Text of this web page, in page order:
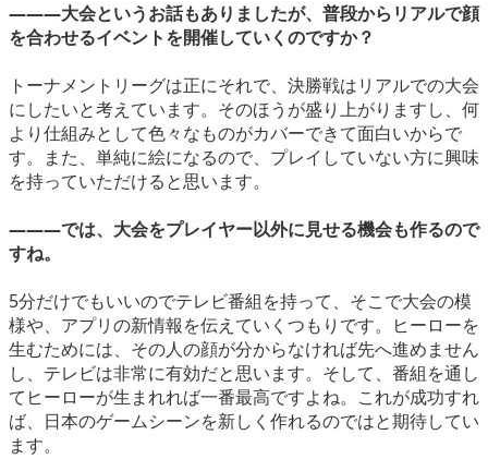
―――大会というお話もありましたが、普段からリアルで顔
を合わせるイベントを開催していくのですか？
トーナメントリーグは正にそれで、決勝戦はリアルでの大会
にしたいと考えています。そのほうが盛り上がりますし、何
より仕組みとして色々なものがカバーできて面白いからで
す。また、単純に絵になるので、プレイしていない方に興味
を持っていただけると思います。
―――では、大会をプレイヤー以外に見せる機会も作るので
すね。
5分だけでもいいのでテレビ番組を持って、そこで大会の模
様や、アプリの新情報を伝えていくつもりです。ヒーローを
生むためには、その人の顔が分からなければ先へ進めません
し、テレビは非常に有効だと思います。そして、番組を通し
てヒーローが生まれれば一番最高ですよね。これが成功すれ
ば、日本のゲームシーンを新しく作れるのではと期待してい
ます。